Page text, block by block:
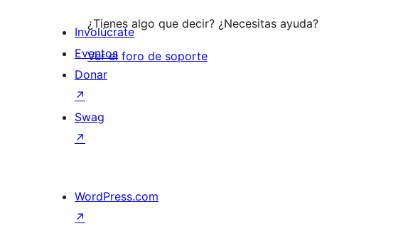
¿Tienes algo que decir? ¿Necesitas ayuda?
Ver el foro de soporte
Involúcrate
Eventos
Donar
↗
Swag
↗
WordPress.com
↗